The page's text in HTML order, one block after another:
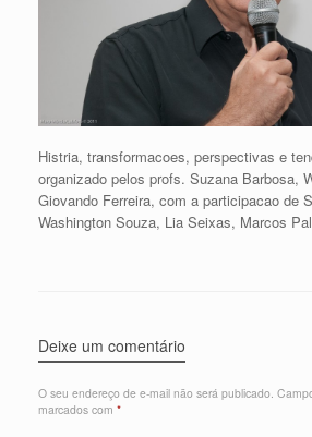
Histria, transformacoes, perspectivas e
organizado pelos profs. Suzana Barbosa,
Giovando Ferreira, com a participacao de
Washington Souza, Lia Seixas, Marcos
Deixe um comentário
O seu endereço de e-mail não será publicado.
marcados com *